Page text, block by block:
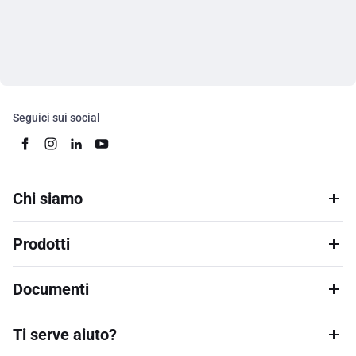
Seguici sui social
Chi siamo
Prodotti
Documenti
Ti serve aiuto?